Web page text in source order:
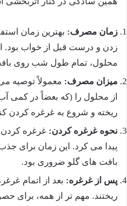
زمان مصرف: بهترین زمان
زدن و درست قبل از خواب بود.
محلول، تمام طول شب روی بافت
میزان مصرف:
از محلول را (که بعضاً در کمی
ریخته و شروع به غرغره کردن
نحوه غرغره کردن:
پیدا می کرد. این زمان برای
بافت های گلو ضروری بود.
پس از غرغره: بعد از اتمام
ریختند. مهم تر از همه، برای